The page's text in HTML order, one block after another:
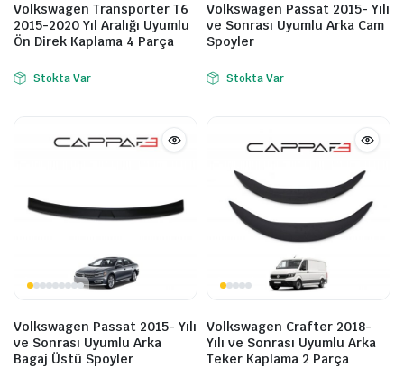
Volkswagen Transporter T6
2015-2020 Yıl Aralığı Uyumlu
Ön Direk Kaplama 4 Parça
Stokta Var
Volkswagen Passat 2015- Yılı
ve Sonrası Uyumlu Arka Cam
Spoyler
Stokta Var
Volkswagen Passat 2015- Yılı
ve Sonrası Uyumlu Arka
Bagaj Üstü Spoyler
Volkswagen Crafter 2018-
Yılı ve Sonrası Uyumlu Arka
Teker Kaplama 2 Parça